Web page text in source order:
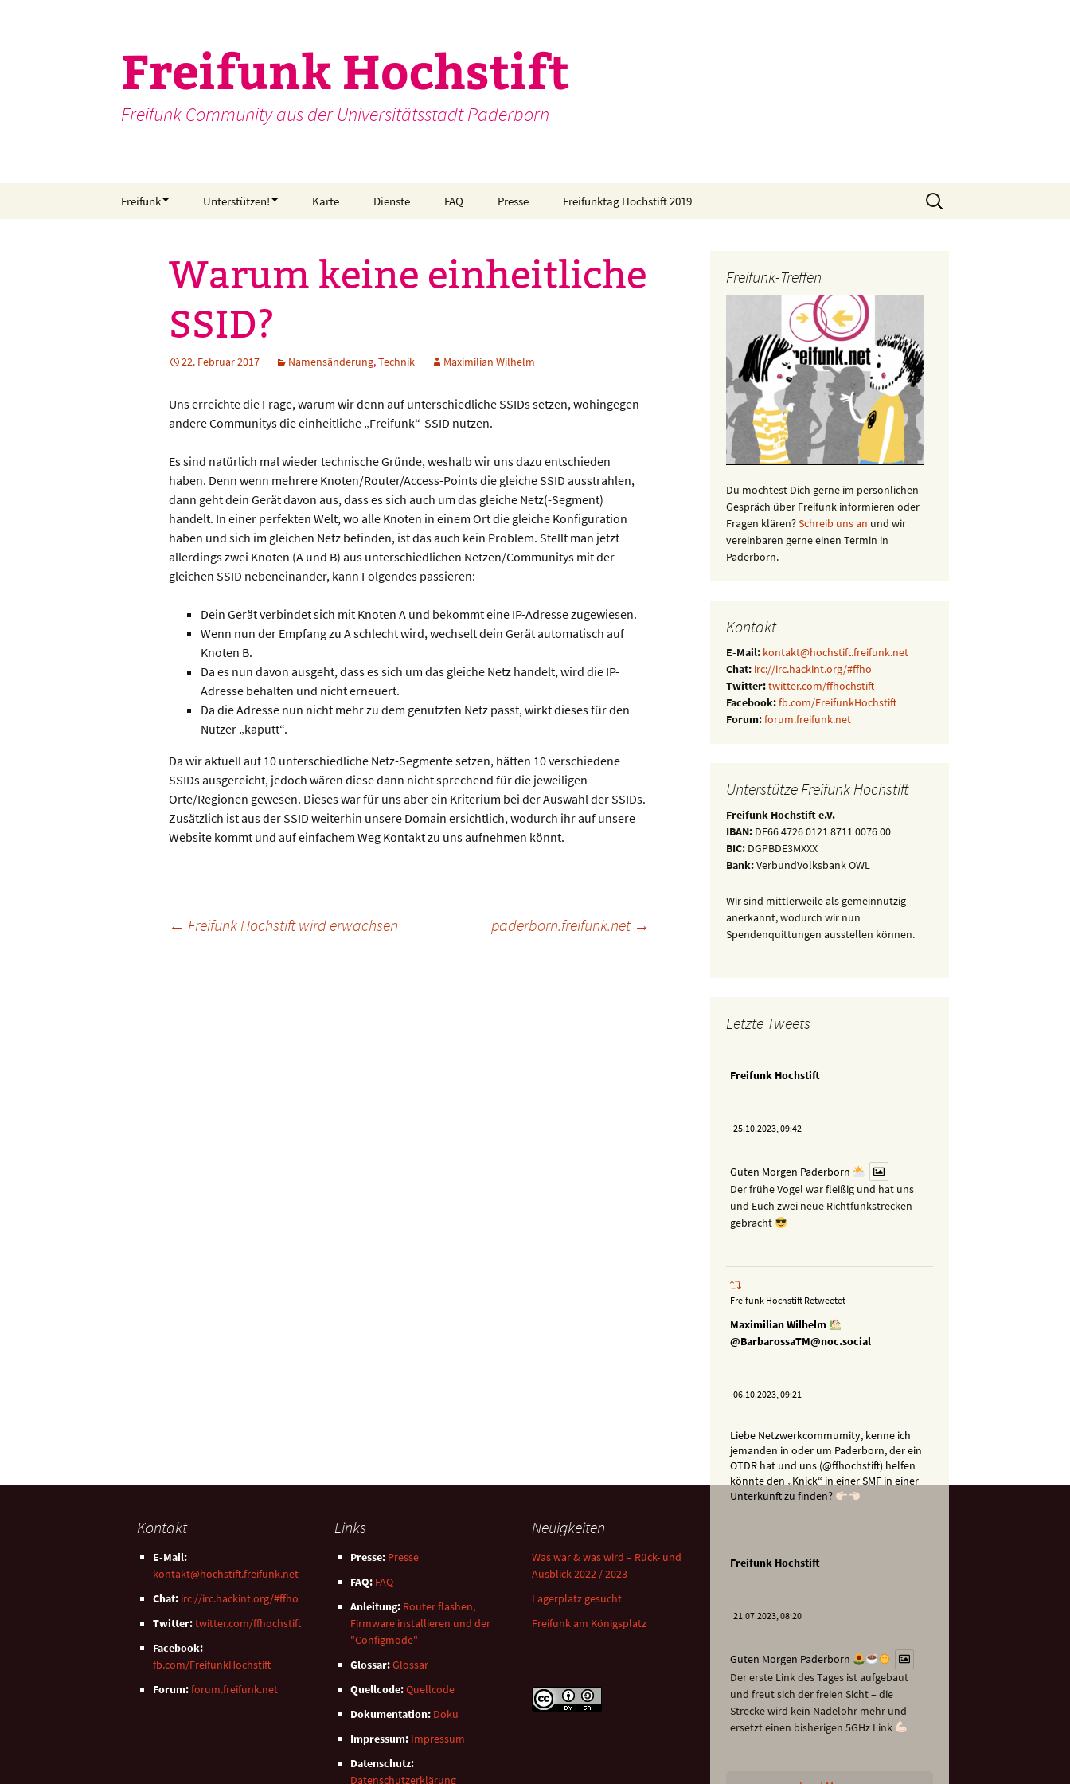
Freifunk Hochstift
Freifunk Community aus der Universitätsstadt Paderborn
Freifunk
Mitmachen!
Freifunk-Router
Routerübersicht
Nutzungsbedingungen
Unterstützen!
Wer unterstützt schon?
Karte Dienste FAQ Presse Freifunktag Hochstift 2019
Suchen
nach:
Warum keine einheitliche
SSID?
22. Februar 2017 Namensänderung,Technik Maximilian Wilhelm
Uns erreichte die Frage, warum wir denn auf unterschiedliche SSIDs setzen, wohingegen
andere Communitys die einheitliche „Freifunk“-SSID nutzen.
Es sind natürlich mal wieder technische Gründe, weshalb wir uns dazu entschieden
haben. Denn wenn mehrere Knoten/Router/Access-Points die gleiche SSID ausstrahlen,
dann geht dein Gerät davon aus, dass es sich auch um das gleiche Netz(-Segment)
handelt. In einer perfekten Welt, wo alle Knoten in einem Ort die gleiche Konfiguration
haben und sich im gleichen Netz befinden, ist das auch kein Problem. Stellt man jetzt
allerdings zwei Knoten (A und B) aus unterschiedlichen Netzen/Communitys mit der
gleichen SSID nebeneinander, kann Folgendes passieren:
Dein Gerät verbindet sich mit Knoten A und bekommt eine IP-Adresse zugewiesen.
Wenn nun der Empfang zu A schlecht wird, wechselt dein Gerät automatisch auf
Knoten B.
Da es nun davon ausgeht, dass es sich um das gleiche Netz handelt, wird die IP-
Adresse behalten und nicht erneuert.
Da die Adresse nun nicht mehr zu dem genutzten Netz passt, wirkt dieses für den
Nutzer „kaputt“.
Da wir aktuell auf 10 unterschiedliche Netz-Segmente setzen, hätten 10 verschiedene
SSIDs ausgereicht, jedoch wären diese dann nicht sprechend für die jeweiligen
Orte/Regionen gewesen. Dieses war für uns aber ein Kriterium bei der Auswahl der SSIDs.
Zusätzlich ist aus der SSID weiterhin unsere Domain ersichtlich, wodurch ihr auf unsere
Website kommt und auf einfachem Weg Kontakt zu uns aufnehmen könnt.
Beitragsnavigation
← Freifunk Hochstift wird erwachsen paderborn.freifunk.net →
Freifunk-Treffen
Du möchtest Dich gerne im persönlichen
Gespräch über Freifunk informieren oder
Fragen klären?Schreib uns an und wir
vereinbaren gerne einen Termin in
Paderborn.
Kontakt
E-Mail: kontakt@hochstift.freifunk.net
Chat: irc://irc.hackint.org/#ffho
Twitter:twitter.com/ffhochstift
Facebook:fb.com/FreifunkHochstift
Forum:forum.freifunk.net
Unterstütze Freifunk Hochstift
Freifunk Hochstift e.V.
IBAN: DE66 4726 0121 8711 0076 00
BIC: DGPBDE3MXXX
Bank:VerbundVolksbank OWL
Wir sind mittlerweile als gemeinnützig
anerkannt, wodurch wir nun
Spendenquittungen ausstellen können.
Letzte Tweets
Freifunk Hochstift
25.10.2023, 09:42
Guten Morgen Paderborn
Der frühe Vogel war fleißig und hat uns
und Euch zwei neue Richtfunkstrecken
gebracht
Freifunk Hochstift Retweetet
Maximilian Wilhelm
@BarbarossaTM@noc.social
06.10.2023, 09:21
Liebe Netzwerkcommumity, kenne ich
jemanden in oder um Paderborn, der ein
OTDR hat und uns (@ffhochstift) helfen
könnte den „Knick“ in einer SMF in einer
Unterkunft zu finden?
Freifunk Hochstift
21.07.2023, 08:20
Guten Morgen Paderborn
Der erste Link des Tages ist aufgebaut
und freut sich der freien Sicht – die
Strecke wird kein Nadelöhr mehr und
ersetzt einen bisherigen 5GHz Link
Kontakt
E-Mail:
kontakt@hochstift.freifunk.net
Chat: irc://irc.hackint.org/#ffho
Twitter:twitter.com/ffhochstift
Facebook:
fb.com/FreifunkHochstift
Forum:forum.freifunk.net
Links
Presse: Presse
FAQ: FAQ
Anleitung: Router flashen,
Firmware installieren und der
"Configmode"
Glossar:Glossar
Quellcode:Quellcode
Dokumentation: Doku
Impressum: Impressum
Datenschutz:
Datenschutzerklärung
Neuigkeiten
Was war & was wird – Rück- und
Ausblick 2022 / 2023
Lagerplatz gesucht
Freifunk am Königsplatz